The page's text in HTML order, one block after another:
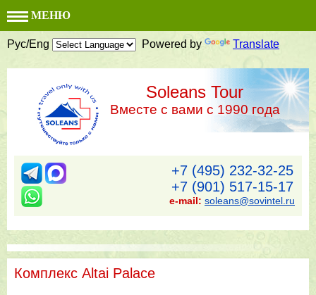
МЕНЮ
Рус/Eng Powered by Translate
Soleans Tour
Вместе с вами с 1990 года
+7 (495) 232-32-25
+7 (901) 517-15-17
e-mail: soleans@sovintel.ru
Комплекс Altai Palace